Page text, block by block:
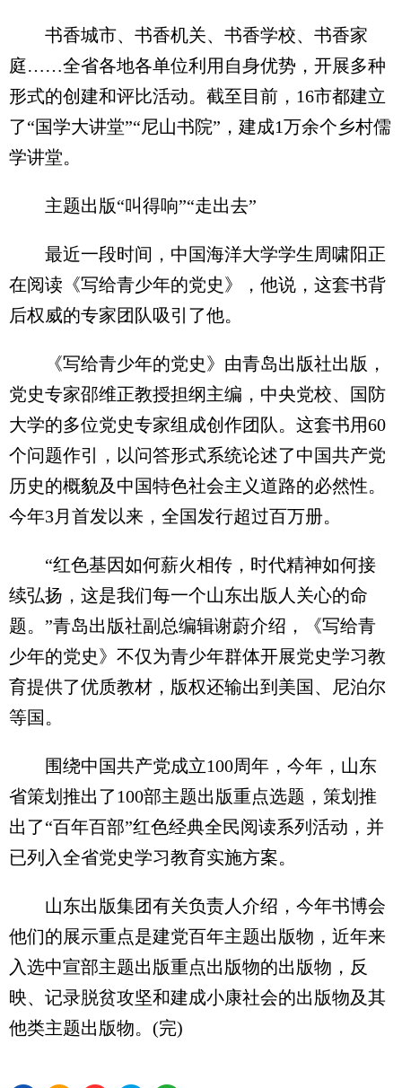
书香城市、书香机关、书香学校、书香家
庭……全省各地各单位利用自身优势，开展多种
形式的创建和评比活动。截至目前，16市都建立
了“国学大讲堂”“尼山书院”，建成1万余个乡村儒
学讲堂。
主题出版“叫得响”“走出去”
最近一段时间，中国海洋大学学生周啸阳正
在阅读《写给青少年的党史》，他说，这套书背
后权威的专家团队吸引了他。
《写给青少年的党史》由青岛出版社出版，
党史专家邵维正教授担纲主编，中央党校、国防
大学的多位党史专家组成创作团队。这套书用60
个问题作引，以问答形式系统论述了中国共产党
历史的概貌及中国特色社会主义道路的必然性。
今年3月首发以来，全国发行超过百万册。
“红色基因如何薪火相传，时代精神如何接
续弘扬，这是我们每一个山东出版人关心的命
题。”青岛出版社副总编辑谢蔚介绍，《写给青
少年的党史》不仅为青少年群体开展党史学习教
育提供了优质教材，版权还输出到美国、尼泊尔
等国。
围绕中国共产党成立100周年，今年，山东
省策划推出了100部主题出版重点选题，策划推
出了“百年百部”红色经典全民阅读系列活动，并
已列入全省党史学习教育实施方案。
山东出版集团有关负责人介绍，今年书博会
他们的展示重点是建党百年主题出版物，近年来
入选中宣部主题出版重点出版物的出版物，反
映、记录脱贫攻坚和建成小康社会的出版物及其
他类主题出版物。(完)